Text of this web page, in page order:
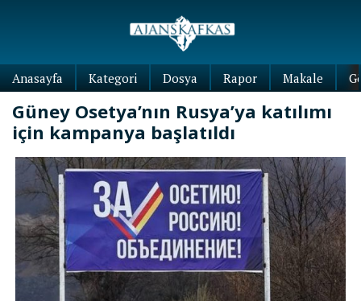
Anasayfa Kategori Dosya Rapor Makale
Güney Osetya’nın Rusya’ya katılımı
için kampanya başlatıldı